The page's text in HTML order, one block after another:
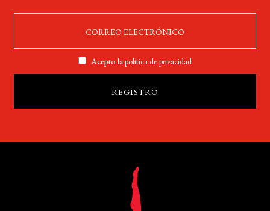
Acepto lapolítica de privacidad